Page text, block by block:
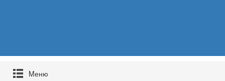
Mеню